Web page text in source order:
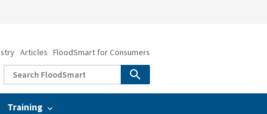
Training
Articles FloodSmart for Consumers